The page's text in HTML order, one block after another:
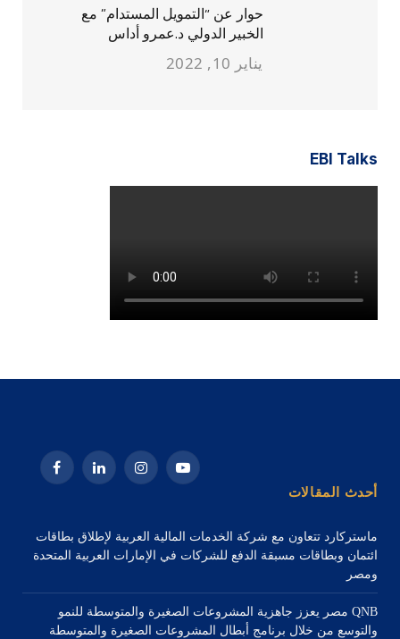
حوار عن “التمويل المستدام” مع
الخبير الدولي د.عمرو أداس
يناير 10, 2022
EBI Talks
يوتيوب الانستغراملينكدإن فيسبوك
أحدث المقالات
ماستركارد تتعاون مع شركة الخدمات المالية العربية لإطلاق بطاقات
ائتمان وبطاقات مسبقة الدفع للشركات في الإمارات العربية المتحدة
ومصر
QNB مصر يعزز جاهزية المشروعات الصغيرة والمتوسطة للنمو
والتوسع من خلال برنامج أبطال المشروعات الصغيرة والمتوسطة